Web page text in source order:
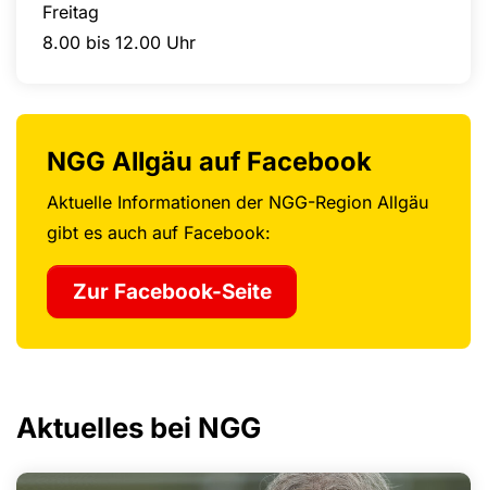
Freitag
8.00 bis 12.00 Uhr
NGG Allgäu auf Facebook
Aktuelle Informationen der NGG-Region Allgäu
gibt es auch auf Facebook:
Zur Facebook-Seite
Aktuelles bei NGG